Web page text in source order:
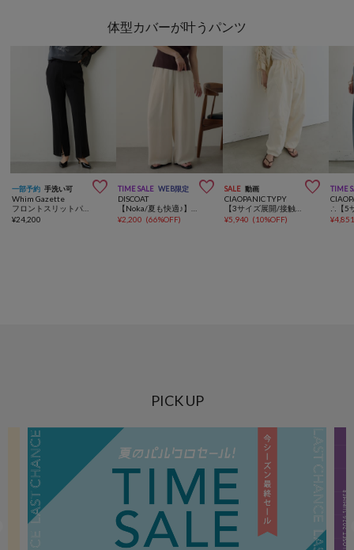
体型カバーが叶うパンツ
一部予約 手洗い可 
Whim Gazette
¥24,200
TIME SALE WEB限定 
DISCOAT
¥2,200 (66%OFF)
SALE 動画 
CIAOPANIC TYPY
¥5,940 (10%OFF)
TIME
¥
PICK UP